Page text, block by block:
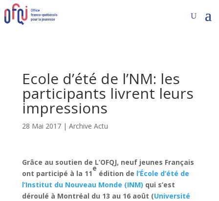
Ecole d’été de l’NM: les
participants livrent leurs
impressions
28 Mai 2017| Archive Actu
Grâce au soutien de L’OFQJ, neuf jeunes Français
ont participé à la 11
e
édition de l’École d’été de
l’Institut du Nouveau Monde (INM) qui s’est
déroulé à Montréal du 13 au 16 août (Université